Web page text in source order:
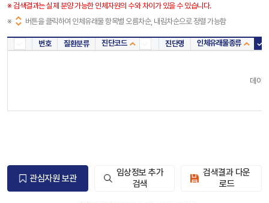
※ 검색결과는 실제 분양 가능한 인체자원의 수와 차이가 있을 수 있습니다.
※
버튼을 클릭하여 인체유래물 항목별 오름차순, 내림차순으로 정렬 가능함
번호 질환분류 진단코드
진단코드
진단명 인체유래물종류
인체
데이
관심자원 보관
임상정보 추가
검색
검색결과 다운
로드